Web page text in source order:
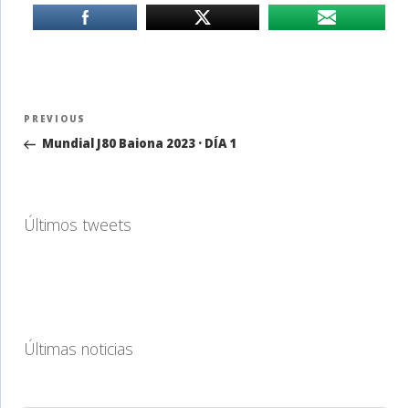
Navegación
entradas
Previous
Post
PREVIOUS
Mundial J80 Baiona 2023 · DÍA 1
Últimos tweets
Últimas noticias